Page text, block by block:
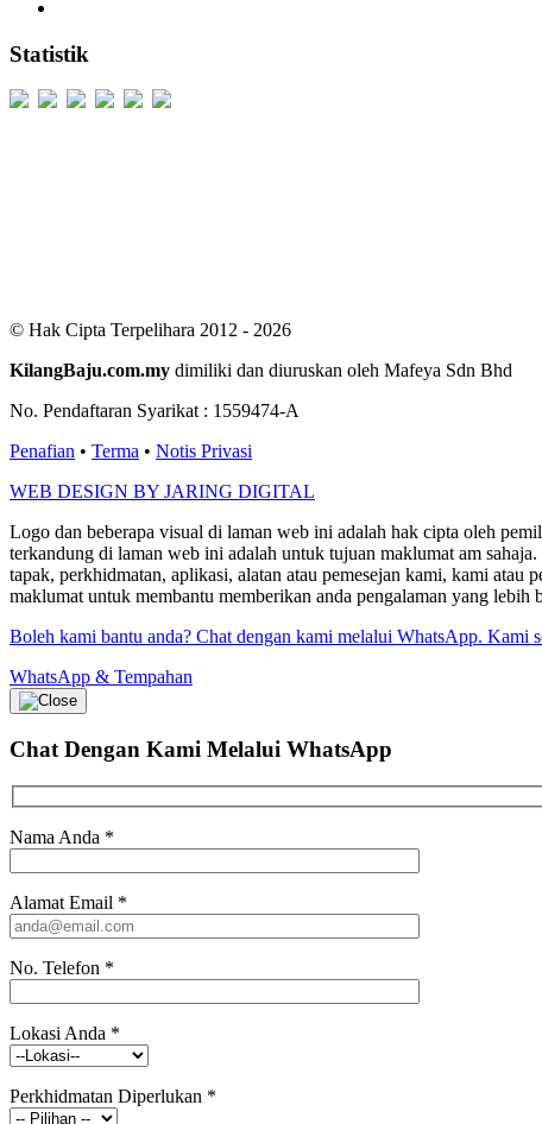
Statistik
© Hak Cipta Terpelihara 2012 - 2026
KilangBaju.com.my dimiliki dan diuruskan oleh Mafeya Sdn Bhd
No. Pendaftaran Syarikat : 1559474-A
Penafian • Terma • Notis Privasi
WEB DESIGN BY JARING DIGITAL
Logo dan beberapa visual di laman web ini adalah hak cipta oleh
terkandung di laman web ini adalah untuk tujuan maklumat am
tapak, perkhidmatan, aplikasi, alatan atau pemesejan kami, kami
maklumat untuk membantu memberikan anda pengalaman yang
Boleh kami bantu anda? Chat dengan kami melalui WhatsApp. Kami
WhatsApp & Tempahan
Chat Dengan Kami Melalui WhatsApp
Nama Anda *
Alamat Email *
No. Telefon *
Lokasi Anda *
Perkhidmatan Diperlukan *